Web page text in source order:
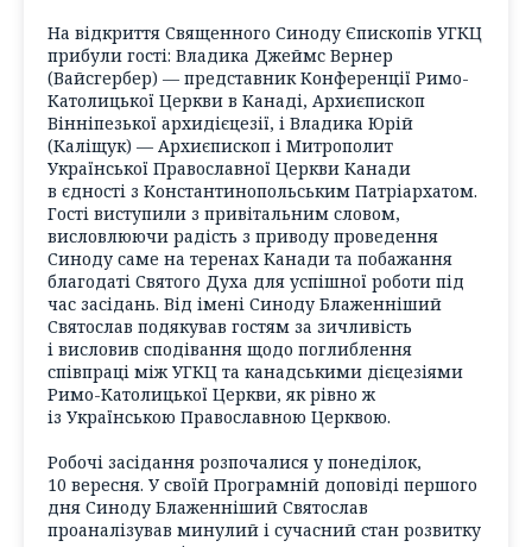
На відкриття Священного Синоду Єпископів УГКЦ
прибули гості: Владика Джеймс Вернер
(Вайсгербер) — представник Конференції Римо-
Католицької Церкви в Канаді, Архиєпископ
Вінніпезької архидієцезії, і Владика Юрій
(Каліщук) — Архиєпископ і Митрополит
Української Православної Церкви Канади
в єдності з Константинопольським Патріархатом.
Гості виступили з привітальним словом,
висловлюючи радість з приводу проведення
Синоду саме на теренах Канади та побажання
благодаті Святого Духа для успішної роботи під
час засідань. Від імені Синоду Блаженніший
Святослав подякував гостям за зичливість
і висловив сподівання щодо поглиблення
співпраці між УГКЦ та канадськими дієцезіями
Римо-Католицької Церкви, як рівно ж
із Українською Православною Церквою.
Робочі засідання розпочалися у понеділок,
10 вересня. У своїй Програмній доповіді першого
дня Синоду Блаженніший Святослав
проаналізував минулий і сучасний стан розвитку